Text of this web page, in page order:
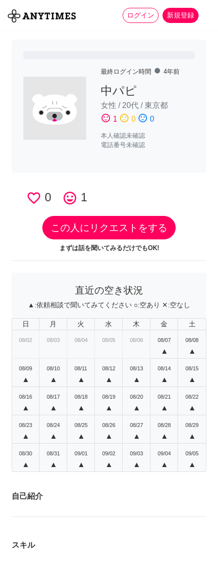
ログイン 新規登録
全て 家事 more_horiz
最終ログイン時間 fiber_manual_record 4年前
中パピ
女性 / 20代 /東京都
sentiment_satisfied 1 sentiment_neutral 0 sentiment_dissatisfied 0
本人確認未確認
電話番号未確認
favorite_border 0 tag_faces 1
この人にリクエストをする
まずは話を聞いてみるだけでもOK!
直近の空き状況
▲:依頼相談で聞いてみてください ○:空あり ✕:空なし
日 月 火 水 木 金 土
08/02 08/03 08/04 08/05 08/06 08/07
▲
08/08
▲
08/09
▲
08/10
▲
08/11
▲
08/12
▲
08/13
▲
08/14
▲
08/15
▲
08/16
▲
08/17
▲
08/18
▲
08/19
▲
08/20
▲
08/21
▲
08/22
▲
08/23
▲
08/24
▲
08/25
▲
08/26
▲
08/27
▲
08/28
▲
08/29
▲
08/30
▲
08/31
▲
09/01
▲
09/02
▲
09/03
▲
09/04
▲
09/05
▲
自己紹介
スキル